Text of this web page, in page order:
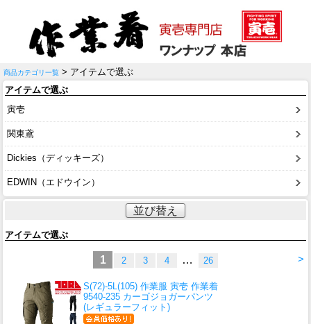
商品カテゴリ一覧 > アイテムで選ぶ
アイテムで選ぶ
寅壱
関東鳶
Dickies（ディッキーズ）
EDWIN（エドウイン）
並び替え
アイテムで選ぶ
>
1 2 3 4 … 26
S(72)-5L(105) 作業服 寅壱 作業着
9540-235 カーゴジョガーパンツ
(レギュラーフィット)